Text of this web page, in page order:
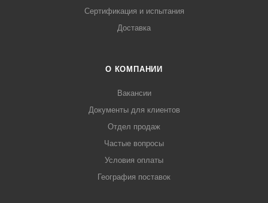
Сертификация и испытания
Доставка
О КОМПАНИИ
Вакансии
Документы для клиентов
Отдел продаж
Частые вопросы
Условия оплаты
География поставок